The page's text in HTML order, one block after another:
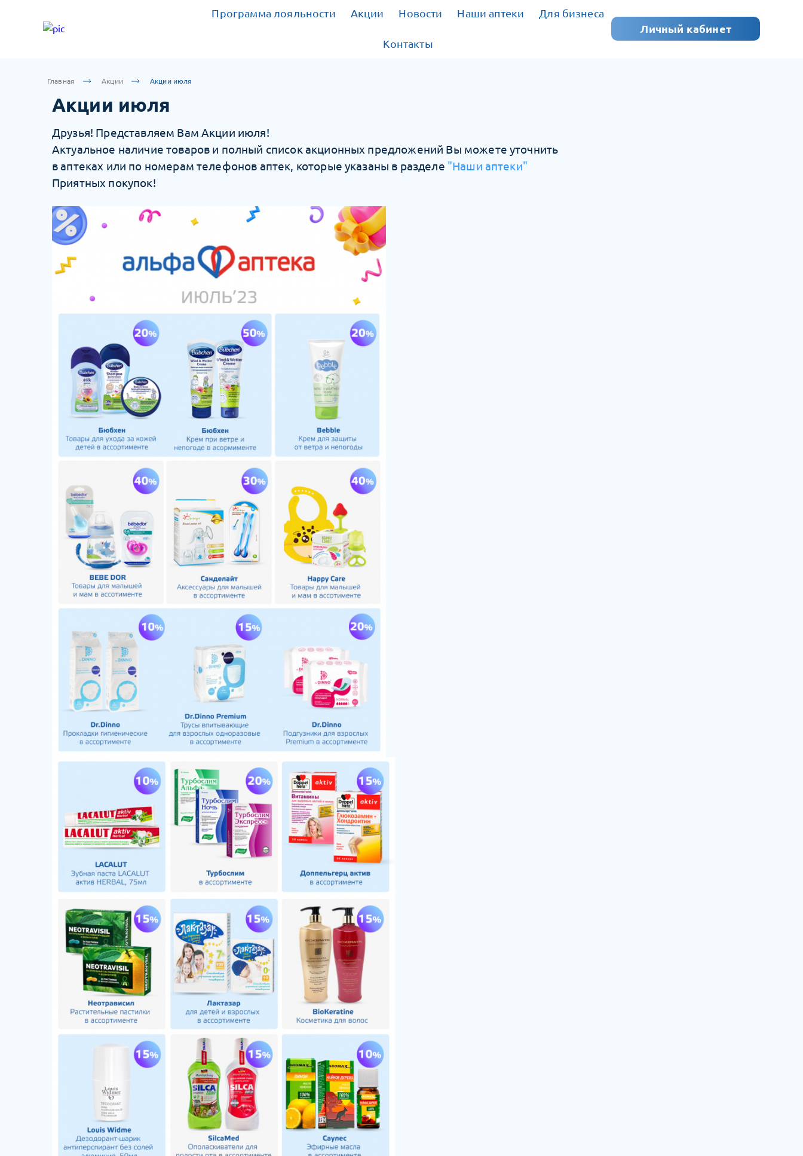
Программа лояльности Акции Новости Наши аптеки Для бизнеса
Контакты
Личный кабинет
Главная Акции Акции июля
Акции июля
Друзья! Представляем Вам Акции июля!
Актуальное наличие товаров и полный список акционных предложений Вы можете уточнить
в аптеках или по номерам телефонов аптек, которые указаны в разделе "Наши аптеки"
Приятных покупок!